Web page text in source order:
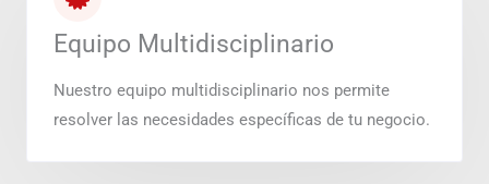
Equipo Multidisciplinario
Nuestro equipo multidisciplinario nos permite
resolver las necesidades específicas de tu negocio.